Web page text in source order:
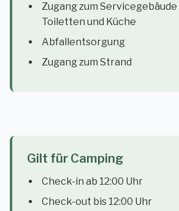
Zugang zum
Toiletten und Küche
Abfallentsorgung
Zugang zum Strand
Gilt für Camping
Check-in ab 12:00 Uhr
Check-out bis 12:00 Uhr